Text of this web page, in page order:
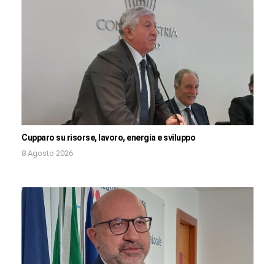
Cupparo su risorse, lavoro, energia e sviluppo
8 Agosto 2026